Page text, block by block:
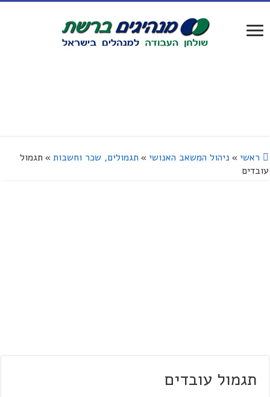
ראשי » ניהול המשאב האנושי » תגמולים, שכר וחשבות » תגמול
עובדים
תגמול עובדים